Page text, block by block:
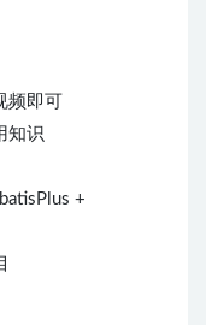
即可
知识
+